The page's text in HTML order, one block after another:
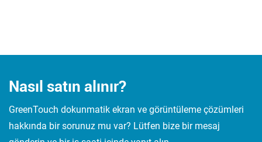
Nasıl satın alınır?
GreenTouch dokunmatik ekran ve görüntüleme çözümleri
hakkında bir sorunuz mu var? Lütfen bize bir mesaj